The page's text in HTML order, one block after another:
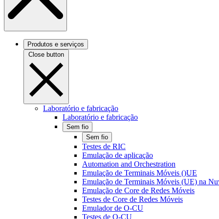
Produtos e serviços
Close button
Laboratório e fabricação
Laboratório e fabricação
Sem fio
Sem fio
Testes de RIC
Emulação de aplicação
Automation and Orchestration
Emulação de Terminais Móveis ()UE
Emulação de Terminais Móveis (UE) na
Emulação de Core de Redes Móveis
Testes de Core de Redes Móveis
Emulador de O-CU
Testes de O-CU